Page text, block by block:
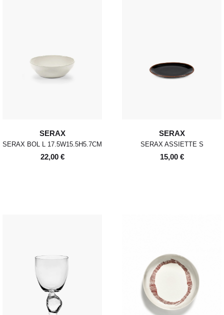
SERAX
SERAX BOL L 17.5W15.5H5.7CM
22,00 €
SERAX
SERAX ASSIETTE S
15,00 €